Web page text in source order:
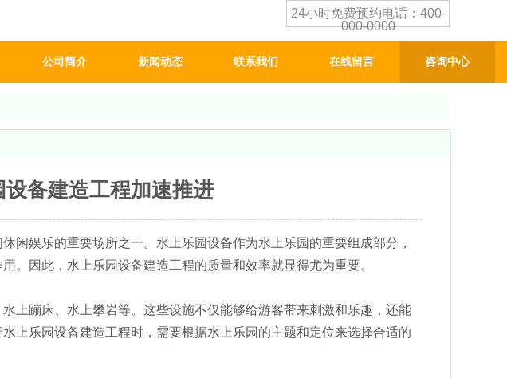
24小时免费预约电话：400-
000-0000
公司简介 新闻动态 联系我们 在线留言 咨询中心
设备建造工程加速推进
闲娱乐的重要场所之一。水上乐园设备作为水上乐园的重要组成部分，
。因此，水上乐园设备建造工程的质量和效率就显得尤为重要。
上蹦床、水上攀岩等。这些设施不仅能够给游客带来刺激和乐趣，还能
上乐园设备建造工程时，需要根据水上乐园的主题和定位来选择合适的